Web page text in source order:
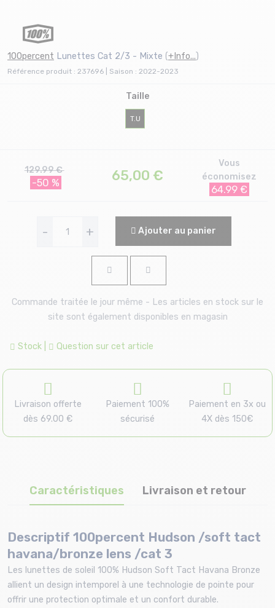
100percent Lunettes Cat 2/3 - Mixte (+Info...)
Référence produit : 237696 | Saison : 2022-2023
Taille
T.U
129.99 €
-50 % 65,00 €
Vous
économisez
64.99 €
- + Ajouter au panier
Commande traitée le jour même - Les articles en stock sur le
site sont également disponibles en magasin
Stock Question sur cet article
Livraison offerte
dès 69.00 €
Paiement 100%
sécurisé
Paiement en 3x ou
4X dès 150€
Caractéristiques Livraison et retour
Descriptif 100percent Hudson /soft tact
havana/bronze lens /cat 3
Les lunettes de soleil 100% Hudson Soft Tact Havana Bronze
allient un design intemporel à une technologie de pointe pour
offrir une protection optimale et un confort durable.